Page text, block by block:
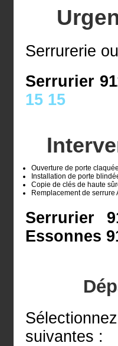
Serrurerie
Serrurier
15 15
Ouverture de porte
Installation de porte
Copie de clés de haute
Remplacement de
Serrurier
Essonnes
suivantes :